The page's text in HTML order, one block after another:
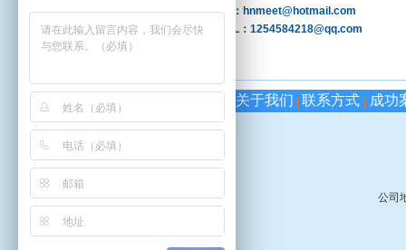
MSN：hnmeet@hotmail.com
E-MAIL：1254584218@qq.com
关于我们 | 联系方式 | 成功
公司